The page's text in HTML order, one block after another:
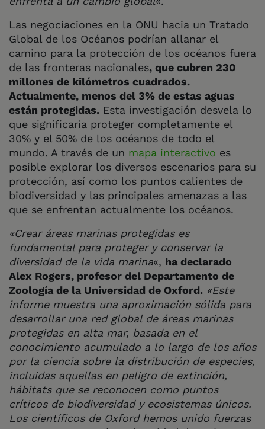
Las negociaciones en la ONU hacia un Tratado
Global de los Océanos podrían allanar el
camino para la protección de los océanos fuera
de las fronteras nacionales, que cubren 230
millones de kilómetros cuadrados.
Actualmente, menos del 3% de estas aguas
están protegidas. Esta investigación desvela lo
que significaría proteger completamente el
30% y el 50% de los océanos de todo el
mundo. A través de un mapa interactivo es
posible explorar los diversos escenarios para su
protección, así como los puntos calientes de
biodiversidad y las principales amenazas a las
que se enfrentan actualmente los océanos.
«Crear áreas marinas protegidas es
fundamental para proteger y conservar la
diversidad de la vida marina«, ha declarado
Alex Rogers, profesor del Departamento de
Zoología de la Universidad de Oxford. «Este
informe muestra una aproximación sólida para
desarrollar una red global de áreas marinas
protegidas en alta mar, basada en el
conocimiento acumulado a lo largo de los años
por la ciencia sobre la distribución de especies,
incluidas aquellas en peligro de extinción,
hábitats que se reconocen como puntos
críticos de biodiversidad y ecosistemas únicos.
Los científicos de Oxford hemos unido fuerzas